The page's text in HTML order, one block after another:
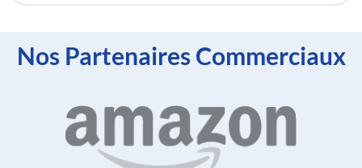
Nos Partenaires Commerciaux